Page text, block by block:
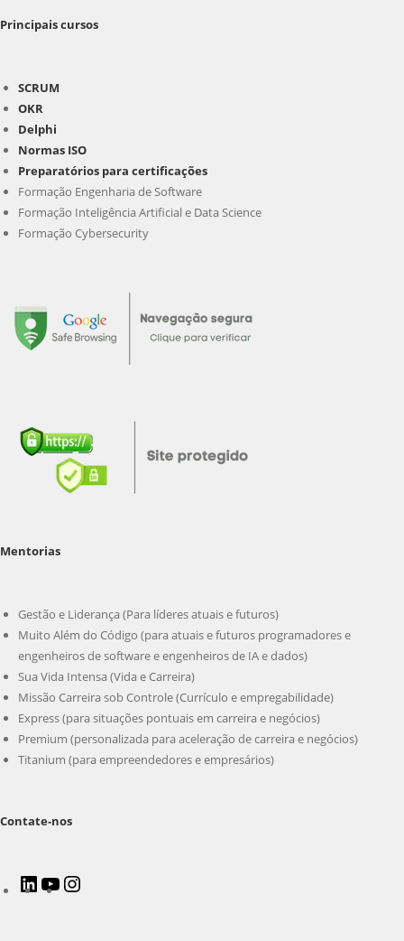
Principais cursos
SCRUM
OKR
Delphi
Normas ISO
Preparatórios para certificações
Formação Engenharia de Software
Formação Inteligência Artificial e Data Science
Formação Cybersecurity
Mentorias
Gestão e Liderança (Para líderes atuais e futuros)
Muito Além do Código (para atuais e futuros programadores e
engenheiros de software e engenheiros de IA e dados)
Sua Vida Intensa (Vida e Carreira)
Missão Carreira sob Controle (Currículo e empregabilidade)
Express (para situações pontuais em carreira e negócios)
Premium (personalizada para aceleração de carreira e negócios)
Titanium (para empreendedores e empresários)
Contate-nos
LinkedInYoutube